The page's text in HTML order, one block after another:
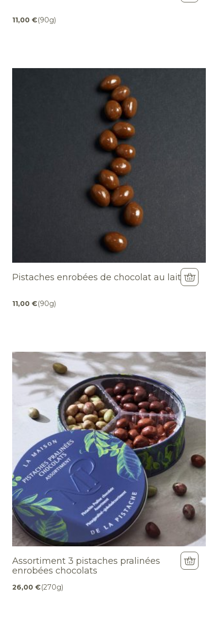
11,00 €(90g)
Pistaches enrobées de chocolat au lait
11,00 €(90g)
Assortiment 3 pistaches pralinées
enrobées chocolats
26,00 €(270g)